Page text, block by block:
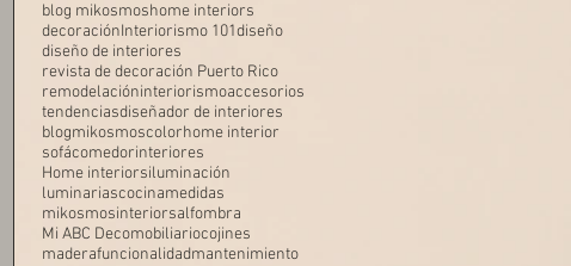
blog mikosmoshome interiors
decoraciónInteriorismo 101diseño
diseño de interiores
revista de decoración Puerto Rico
remodelacióninteriorismoaccesorios
tendenciasdiseñador de interiores
blogmikosmoscolorhome interior
sofácomedorinteriores
Home interiorsiluminación
luminariascocinamedidas
mikosmosinteriorsalfombra
Mi ABC Decomobiliariocojines
maderafuncionalidadmantenimiento